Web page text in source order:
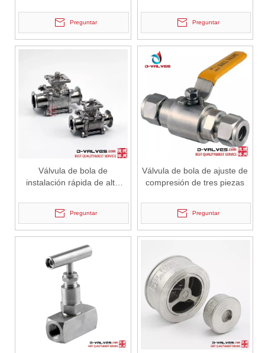
2026-07-02
En los sistemas de tuberías industriales, prevenir el flujo inverso
inoxidable.
Preguntar Preguntar
Válvula de bola de
instalación rápida de alta
inoxidable de acero
inoxidable
Preguntar
Válvula de bola de ajuste de
compresión de tres piezas
Preguntar